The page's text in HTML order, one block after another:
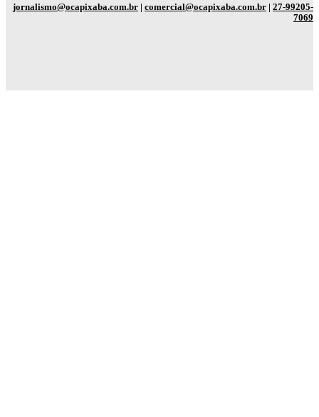
jornalismo@ocapixaba.com.br | comercial@ocapixaba.com.br | 27-99205-
7069